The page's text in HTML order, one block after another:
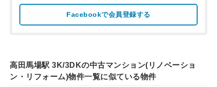
Facebookで会員登録する
高田馬場駅 3K/3DKの中古マンション(リノベーショ
ン・リフォーム)物件一覧に似ている物件